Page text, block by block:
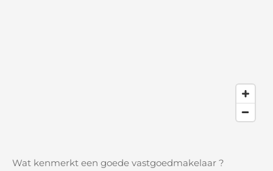
Wat kenmerkt een goede vastgoedmakelaar ?